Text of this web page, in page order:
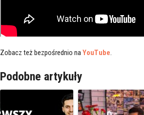
Zobacz też bezpośrednio naYouTube.
Podobne artykuły